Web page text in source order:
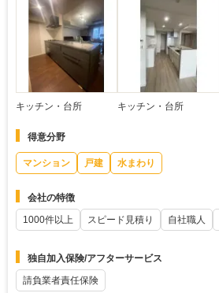
キッチン・台所 キッチン・台所
得意分野
マンション 戸建 水まわり
会社の特徴
1000件以上
スピード見積り 自社職人
独自加入保険/アフターサービス
請負業者責任保険